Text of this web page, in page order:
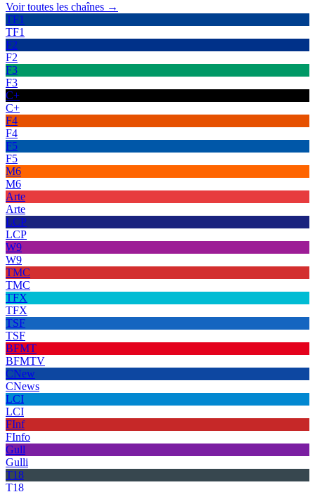
Voir toutes les chaînes →
TF1
TF1
F2
F2
F3
F3
C+
C+
F4
F4
F5
F5
M6
M6
Arte
Arte
LCP
LCP
W9
W9
TMC
TMC
TFX
TFX
TSF
TSF
BFMT
BFMTV
CNew
CNews
LCI
LCI
FInf
FInfo
Gull
Gulli
T18
T18